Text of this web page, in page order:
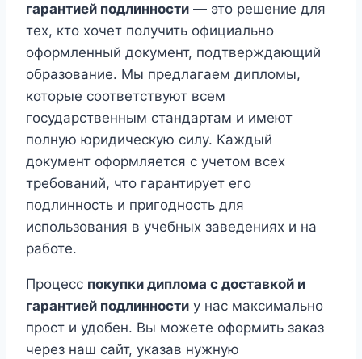
гарантией подлинности — это решение для
тех, кто хочет получить официально
оформленный документ, подтверждающий
образование. Мы предлагаем дипломы,
которые соответствуют всем
государственным стандартам и имеют
полную юридическую силу. Каждый
документ оформляется с учетом всех
требований, что гарантирует его
подлинность и пригодность для
использования в учебных заведениях и на
работе.
Процесс покупки диплома с доставкой и
гарантией подлинности у нас максимально
прост и удобен. Вы можете оформить заказ
через наш сайт, указав нужную